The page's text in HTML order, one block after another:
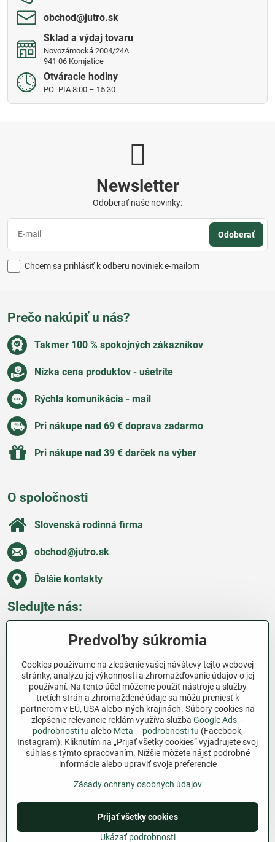
obchod​@jutro​.sk
Sklad a výdaj tovaru
Novozámocká 2004/24A
941 06 Komjatice
Otváracie hodiny
PO- PIA 8:00 – 15:30
Newsletter
Odoberať naše novinky:
Odoberať
Chcem sa prihlásiť k odberu noviniek e-mailom
Prečo nakúpiť u nás?
Takmer 100 % spokojných zákazníkov
Nízka cena produktov - ušetríte
Rýchla komunikácia - mail
Pri nákupe nad 69 € doprava zadarmo
Pri nákupe nad 39 € darček na výber
O spoločnosti
Slovenská rodinná firma
obchod​@jutro​.sk
Ďalšie kontakty
Sledujte nás:
Všetko o nákupe
Ďakujeme za podporu
Sme slovenský e-shop bez dotácií​. Fungujeme len
vďaka vám – ľuďom, ktorí veria v poctivú prácu a
lásku k pôde​. Každý nákup na Jutro​.sk nám pomáha
pokračovať v tom, čo má zmysel – pomáhať
záhradkárom zadarmo a srdcom​.
©2026Copyright
Predvoľby súkromiaZásady ochrany osobných údajov
Podmienky používania
Predvoľby súkromia
Cookies používame na zlepšenie vašej návštevy tejto webovej
stránky, analýzu jej výkonnosti a zhromažďovanie údajov o jej
používaní. Na tento účel môžeme použiť nástroje a služby
tretích strán a zhromaždené údaje sa môžu preniesť k
partnerom v EÚ, USA alebo iných krajinách. Súbory cookies na
zlepšenie relevancie reklám využíva služba Google Ads –
podrobnosti tu alebo Meta – podrobnosti tu (Facebook,
Instagram). Kliknutím na „Prijať všetky cookies“ vyjadrujete svoj
súhlas s týmto spracovaním. Nižšie môžete nájsť podrobné
informácie alebo upraviť svoje preferencie
Zásady ochrany osobných údajov
Ukázať podrobnosti
Prijať všetky cookies